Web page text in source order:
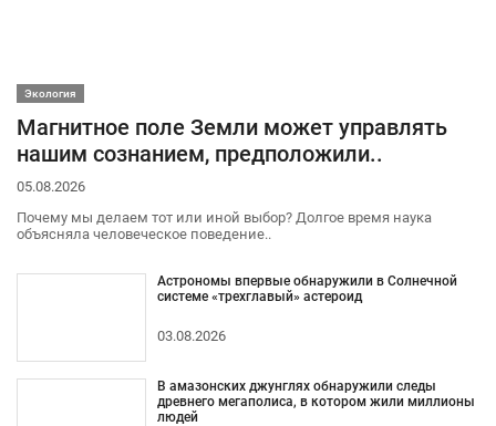
Экология
Магнитное поле Земли может управлять
нашим сознанием, предположили..
05.08.2026
Почему мы делаем тот или иной выбор? Долгое время наука
объясняла человеческое поведение..
Астрономы впервые обнаружили в Солнечной
системе «трехглавый» астероид
03.08.2026
В амазонских джунглях обнаружили следы
древнего мегаполиса, в котором жили миллионы
людей